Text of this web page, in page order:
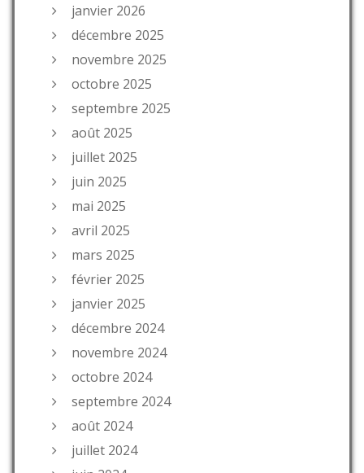
janvier 2026
décembre 2025
novembre 2025
octobre 2025
septembre 2025
août 2025
juillet 2025
juin 2025
mai 2025
avril 2025
mars 2025
février 2025
janvier 2025
décembre 2024
novembre 2024
octobre 2024
septembre 2024
août 2024
juillet 2024